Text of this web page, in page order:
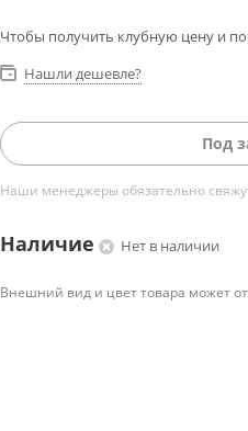
Чтобы получить клубную цену и
Нашли дешевле?
Под
Наши менеджеры обязательно
Наличие Нет в наличии
Внешний вид и цвет товара может